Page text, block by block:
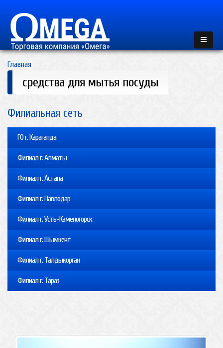
Главная
средства для мытья посуды
Филиальная сеть
ГО г. Караганда
Филиал г. Алматы
Филиал г. Астана
Филиал г. Павлодар
Филиал г. Усть-Каменогорск
Филиал г. Шымкент
Филиал г. Талдыкорган
Филиал г. Тараз